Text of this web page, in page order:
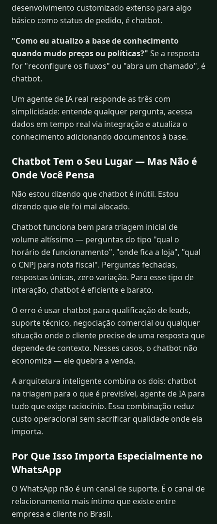
desenvolvimento customizado extenso para algo
básico como status de pedido, é chatbot.
"Como eu atualizo a base de conhecimento
quando mudo preços ou políticas?" Se a resposta
for "reconfigure os fluxos" ou "abra um chamado", é
chatbot.
Um agente de IA real responde as três com
simplicidade: entende qualquer pergunta, acessa
dados em tempo real via integração e atualiza o
conhecimento adicionando documentos à base.
Chatbot Tem o Seu Lugar — Mas Não é
Onde Você Pensa
Não estou dizendo que chatbot é inútil. Estou
dizendo que ele foi mal alocado.
Chatbot funciona bem para triagem inicial de
volume altíssimo — perguntas do tipo "qual o
horário de funcionamento", "onde fica a loja", "qual
o CNPJ para nota fiscal". Perguntas fechadas,
respostas únicas, zero variação. Para esse tipo de
interação, chatbot é eficiente e barato.
O erro é usar chatbot para qualificação de leads,
suporte técnico, negociação comercial ou qualquer
situação onde o cliente precise de uma resposta que
depende de contexto. Nesses casos, o chatbot não
economiza — ele quebra a venda.
A arquitetura inteligente combina os dois: chatbot
na triagem para o que é previsível, agente de IA para
tudo que exige raciocínio. Essa combinação reduz
custo operacional sem sacrificar qualidade onde ela
importa.
Por Que Isso Importa Especialmente no
WhatsApp
O WhatsApp não é um canal de suporte. É o canal de
relacionamento mais íntimo que existe entre
empresa e cliente no Brasil.